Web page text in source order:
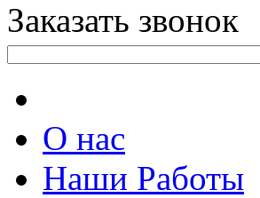
Заказать звонок
О нас
Наши Работы